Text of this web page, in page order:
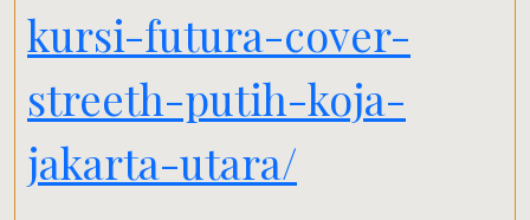
kursi-futura-cover-
streeth-putih-koja-
jakarta-utara/